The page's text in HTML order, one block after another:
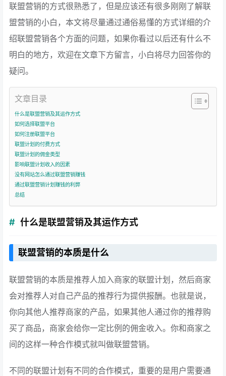
联盟营销的方式很熟悉了，但是应该还有很多刚刚了解联
盟营销的小白，本文将尽量通过通俗易懂的方式详细的介
绍联盟营销各个方面的问题，如果你看过以后还有什么不
明白的地方，欢迎在文章下方留言，小白将尽力回答你的
疑问。
文章目录
什么是联盟营销及其运作方式
如何选择联盟平台
如何注册联盟平台
联盟计划的付费方式
联盟计划的佣金类型
影响联盟计划收入的因素
没有网站怎么通过联盟营销赚钱
通过联盟营销计划赚钱的利弊
总结
什么是联盟营销及其运作方式
联盟营销的本质是什么
联盟营销的本质是推荐人加入商家的联盟计划，然后商家
会对推荐人对自己产品的推荐行为提供报酬。也就是说，
你向其他人推荐商家的产品，如果其他人通过你的推荐购
买了商品，商家会给你一定比例的佣金收入。你和商家之
间的这样一种合作模式就叫做联盟营销。
不同的联盟计划有不同的合作模式，重要的是用户需要通